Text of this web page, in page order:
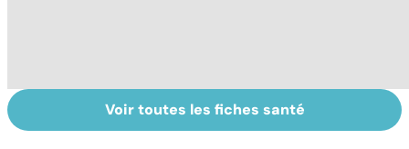
La voix et ses
mystères
Embolie
pulmonaire : un
Voir toutes les fiches santé